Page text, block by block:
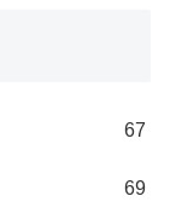
67
69